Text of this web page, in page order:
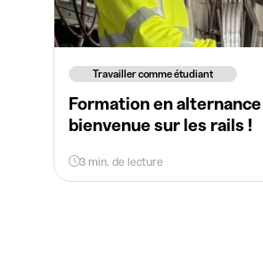
Travailler comme étudiant
Formation en
bienvenue sur les rails !
3 min. de lecture